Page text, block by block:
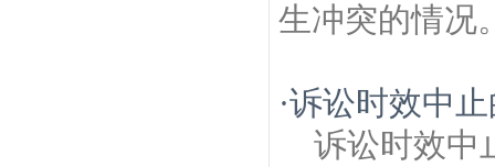
生冲突的情况
·诉讼时效中
诉讼时效中